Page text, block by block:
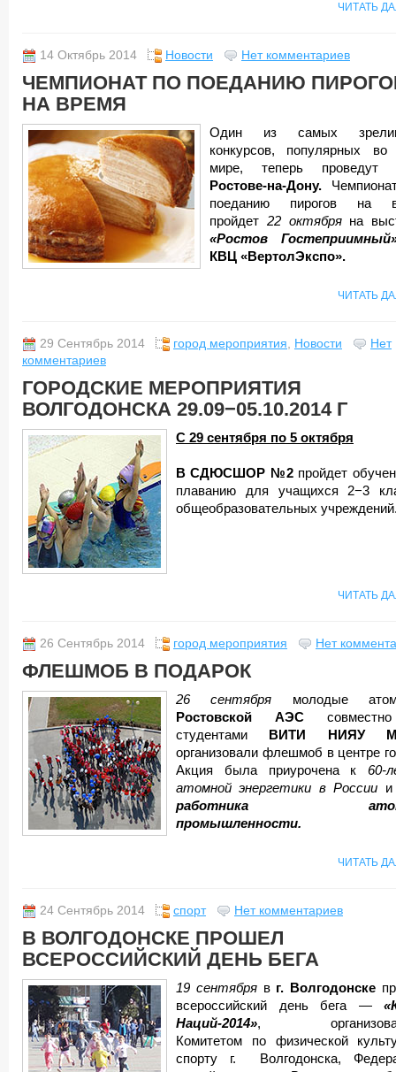
ЧИТАТЬ
14 Октябрь 2014 Новости Нет комментариев
ЧЕМПИОНАТ ПО ПОЕДАНИЮ
НА ВРЕМЯ
Один из самых
конкурсов, популярных во
мире, теперь
Ростове-на-Дону.
поеданию пирогов на
пройдет 22 октябряна
«Ростов
КВЦ «ВертолЭкспо».
ЧИТАТЬ
29 Сентябрь 2014 город мероприятия, Новости
Нет
комментариев
ГОРОДСКИЕ МЕРОПРИЯТИЯ
ВОЛГОДОНСКА 29.09−05.10.2014 Г
С 29 сентября по 5 октября
В СДЮСШОР №2 пройдет
плаванию для учащихся 2−3
общеобразовательных
ЧИТАТЬ
26 Сентябрь 2014 город мероприятия Нет
ФЛЕШМОБ В ПОДАРОК
26 сентября молодые
Ростовской АЭС
студентами ВИТИ НИЯУ
организовали флешмоб в центре
Акция была приурочена к 60-
атомной энергетики в России
работника
промышленности.
ЧИТАТЬ
24 Сентябрь 2014 спорт Нет комментариев
В ВОЛГОДОНСКЕ ПРОШЕЛ
ВСЕРОССИЙСКИЙ ДЕНЬ БЕГА
19 сентябряв г. Волгодонске
всероссийский день бега —
Наций-2014»,
Комитетом по физической
спорту г. Волгодонска,